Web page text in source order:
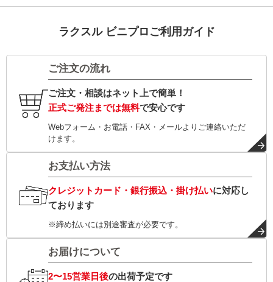
ラクスル ビニプロご利用ガイド
ご注文の流れ
ご注文・相談はネット上で簡単！
正式ご発注までは無料で安心です
Webフォーム・お電話・FAX・メールよりご連絡いただ
けます。
お支払い方法
クレジットカード・銀行振込・掛け払いに対応し
ております
※締め払いには別途審査が必要です。
お届けについて
2〜15営業日後の出荷予定です